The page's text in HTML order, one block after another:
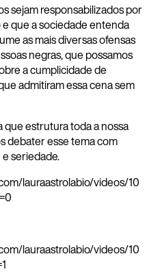
sejam responsabilizados por
que a sociedade entenda
as mais diversas ofensas
negras, que possamos
a cumplicidade de
admitiram essa cena sem
que estrutura toda a nossa
debater esse tema com
seriedade.
lauraastrolabio/videos/10
lauraastrolabio/videos/10